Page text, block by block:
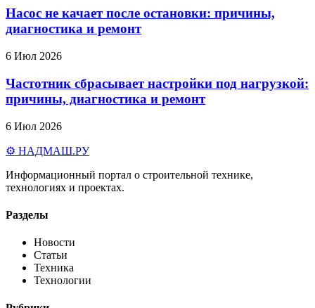
Насос не качает после остановки: причины,
диагностика и ремонт
6 Июл 2026
Частотник сбрасывает настройки под нагрузкой:
причины, диагностика и ремонт
6 Июл 2026
⚙️ НАДМАШ.РУ
Информационный портал о строительной технике,
технологиях и проектах.
Разделы
Новости
Статьи
Техника
Технологии